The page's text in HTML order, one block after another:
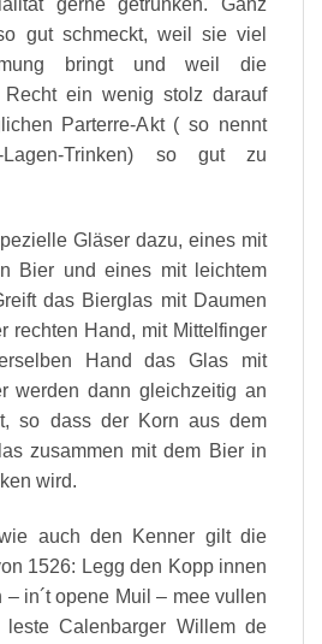
gerne getrunken. Ganz
gut schmeckt, weil sie viel
bringt und weil die
Recht ein wenig stolz darauf
Parterre-Akt ( so nennt
Trinken) so gut zu
Gläser dazu, eines mit
Bier und eines mit leichtem
das Bierglas mit Daumen
rechten Hand, mit Mittelfinger
Hand das Glas mit
werden dann gleichzeitig an
so dass der Korn aus dem
zusammen mit dem Bier in
wird.
auch den Kenner gilt die
1526: Legg den Kopp innen
in´t opene Muil – mee vullen
Calenbarger Willem de